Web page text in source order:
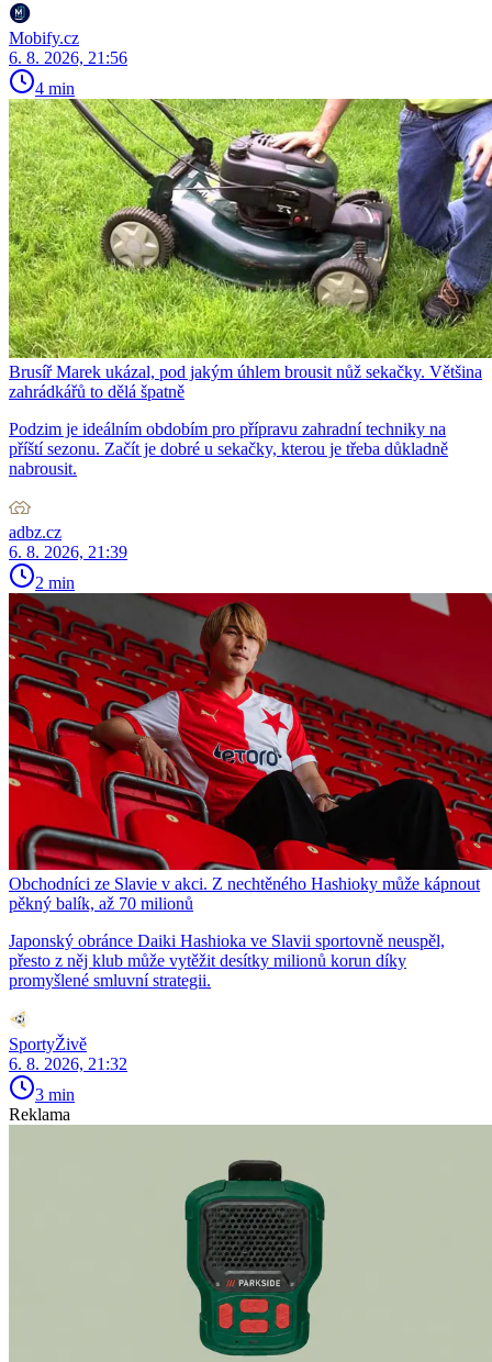
Mobify.cz
6. 8. 2026, 21:56
4 min
Brusíř Marek ukázal, pod jakým úhlem brousit nůž sekačky. Většina
zahrádkářů to dělá špatně
Podzim je ideálním obdobím pro přípravu zahradní techniky na
příští sezonu. Začít je dobré u sekačky, kterou je třeba důkladně
nabrousit.
adbz.cz
6. 8. 2026, 21:39
2 min
Obchodníci ze Slavie v akci. Z nechtěného Hashioky může kápnout
pěkný balík, až 70 milionů
Japonský obránce Daiki Hashioka ve Slavii sportovně neuspěl,
přesto z něj klub může vytěžit desítky milionů korun díky
promyšlené smluvní strategii.
SportyŽivě
6. 8. 2026, 21:32
3 min
Reklama